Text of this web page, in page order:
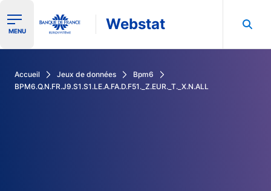
Ouvrir le menu de navigation
MENU Webstat
Accueil Jeux de données
Bpm6
BPM6.Q.N.FR.J9.S1.S1.LE.A.FA.D.F51._Z.EUR._T._X.N.ALL